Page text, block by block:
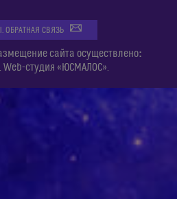
ОБРАТНАЯ СВЯЗЬ
сайта осуществлено:
студия «ЮСМАЛОС».